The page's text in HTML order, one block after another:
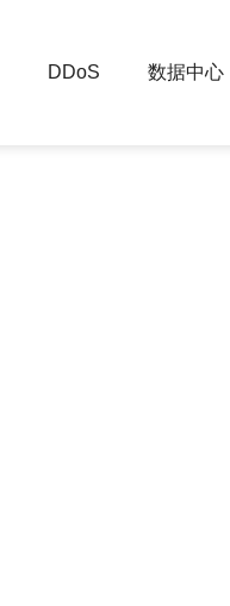
DDoS 数据中心